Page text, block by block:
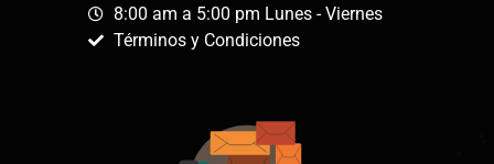
8:00 am a 5:00 pm Lunes - Viernes
Términos y Condiciones